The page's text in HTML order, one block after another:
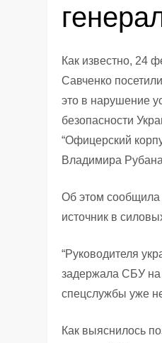
Как известно, 24
Савченко
это в нарушение
безопасности
“Офицерский
Владимира Рубана
Об этом сообщила
источник в
“Руководителя
задержала СБУ
спецслужбы уже
Как выяснилось